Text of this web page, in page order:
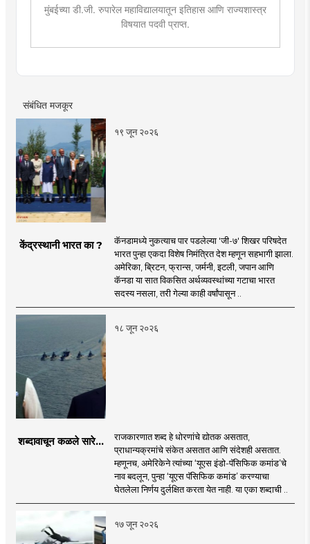
मुंबईच्या डी.जी. रुपारेल महाविद्यालयातून इतिहास आणि राज्यशास्त्र
विषयात पदवी प्राप्त.
साठी विविध विषयांवर कार्यक्रम सादर केले.वाचनाची आवड.
संबंधित मजकूर
१९ जून २०२६
केंद्रस्थानी भारत का ?
कॅनडामध्ये नुकत्याच पार पडलेल्या 'जी-७' शिखर परिषदेत
भारत पुन्हा एकदा विशेष निमंत्रित देश म्हणून सहभागी झाला.
अमेरिका, ब्रिटन, फ्रान्स, जर्मनी, इटली, जपान आणि
कॅनडा या सात विकसित अर्थव्यवस्थांच्या गटाचा भारत
सदस्य नसला, तरी गेल्या काही वर्षांपासून ..
१८ जून २०२६
शब्दावाचून कळले सारे...
राजकारणात शब्द हे धोरणांचे द्योतक असतात,
प्राधान्यक्रमांचे संकेत असतात आणि संदेशही असतात.
म्हणूनच, अमेरिकेने त्यांच्या ‘यूएस इंडो-पॅसिफिक कमांड’चे
नाव बदलून, पुन्हा ‘यूएस पॅसिफिक कमांड’ करण्याचा
घेतलेला निर्णय दुर्लक्षित करता येत नाही. या एका शब्दाची ..
१७ जून २०२६